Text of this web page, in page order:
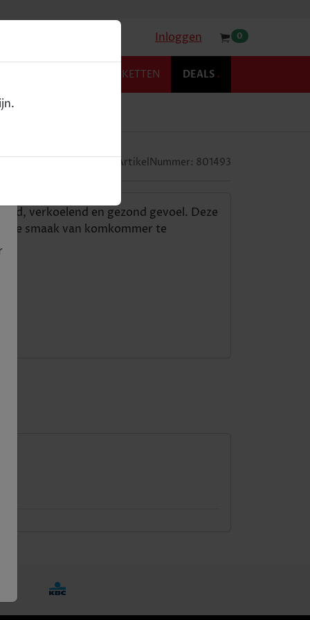
Inloggen 0
RELATIEPAKKETTEN DEALS .
ArtikelNummer: 801493
verkoelend en gezond gevoel. Deze
smaak van komkommer te